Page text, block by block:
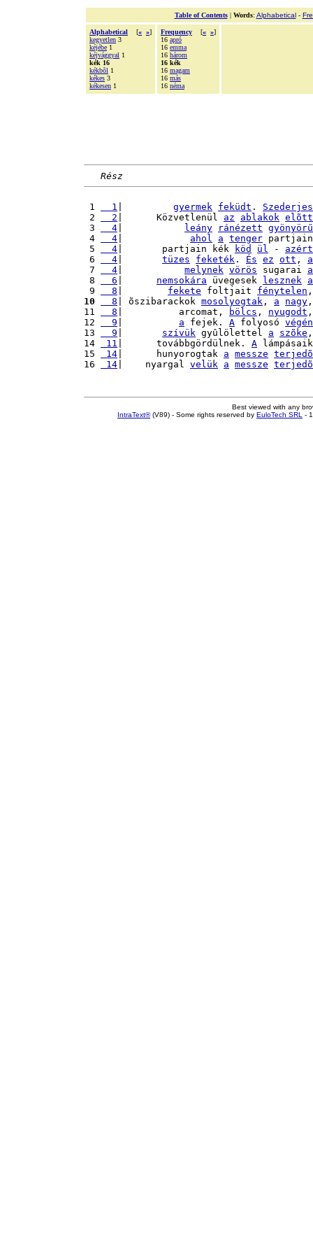
Table of Contents| Words: Alphabetical-
Alphabetical [« »]
kegyetlen 3
kéjébe 1
kéjvággyal 1
kék 16
kékbõl 1
kékes 3
kékesen 1
Frequency [« »]
16 apró
16 emma
16 három
16 kék
16 magam
16 más
16 néma
Rész
1
  1
gyermek feküdt . Szederjes
2
  2
|      Közvetlenül az ablakok elõtt
3
  4
leány ránézett gyönyörű
4
  4
ahol a tenger
5
  4
|       partjain kék köd ül - azért
6
  4
tüzes feketék . És ez ott , a
7
  4
melynek vörös sugarai a
8
  6
nemsokára üvegesek lesznek a
9
  8
fekete foltjait fénytelen
10
  8
| õszibarackok mosolyogtak , a nagy
11
  8
|          arcomat, bölcs , nyugodt
12
  9
a fejek. A folyosó végén
13
  9
szívük gyûlölettel a szõke
14
11 |      továbbgördülnek. A
15
14 |      hunyorogtak a messze terjedõ
16
14 |    nyargal velük a messze terjedõ
Best viewed with any
IntraText®(V89) - Some rights reserved by EuloTech SRL -